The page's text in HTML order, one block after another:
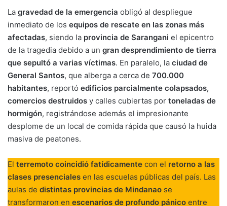
La gravedad de la emergencia obligó al despliegue
inmediato de los equipos de rescate en las zonas más
afectadas, siendo la provincia de Sarangani el epicentro
de la tragedia debido a un gran desprendimiento de tierra
que sepultó a varias víctimas. En paralelo, la ciudad de
General Santos, que alberga a cerca de 700.000
habitantes, reportó edificios parcialmente colapsados,
comercios destruidos y calles cubiertas por toneladas de
hormigón, registrándose además el impresionante
desplome de un local de comida rápida que causó la huida
masiva de peatones.
El terremoto coincidió fatídicamente con el retorno a las
clases presenciales en las escuelas públicas del país. Las
aulas de distintas provincias de Mindanao se
transformaron en escenarios de profundo pánico entre